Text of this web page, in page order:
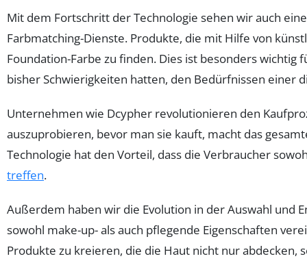
Mit dem Fortschritt der Technologie sehen wir auch
Farbmatching-Dienste. Produkte, die mit Hilfe von
Foundation-Farbe zu finden. Dies ist besonders
bisher Schwierigkeiten hatten, den Bedürfnissen einer
Unternehmen wie Dcypher revolutionieren den
auszuprobieren, bevor man sie kauft, macht das
Technologie hat den Vorteil, dass die Verbraucher
treffen.
Außerdem haben wir die Evolution in der Auswahl und
sowohl make-up- als auch pflegende Eigenschaften
Produkte zu kreieren, die die Haut nicht nur abdecken,